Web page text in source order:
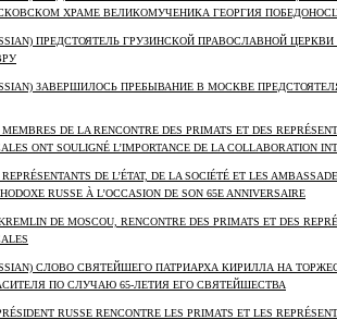
ХРАМЕ ВЕЛИКОМУЧЕНИКА ГЕОРГИЯ
ПРЕДСТОЯТЕЛЬ ГРУЗИНСКОЙ ПРАВОСЛАВНОЙ
ЗАВЕРШИЛОСЬ ПРЕБЫВАНИЕ В МОСКВЕ
DE LA RENCONTRE DES PRIMATS ET DES
ONT SOULIGNÉ L’IMPORTANCE DE LA COLLABORATION
DE L’ÉTAT, DE LA SOCIÉTÉ ET LES
RUSSE À L’OCCASION DE SON 65E ANNIVERSAIRE
DE MOSCOU, RENCONTRE DES PRIMATS ET DES
СЛОВО СВЯТЕЙШЕГО ПАТРИАРХА КИРИЛЛА НА
ПО СЛУЧАЮ 65-ЛЕТИЯ ЕГО СВЯТЕЙШЕСТВА
RUSSE RENCONTRE LES PRIMATS ET LES